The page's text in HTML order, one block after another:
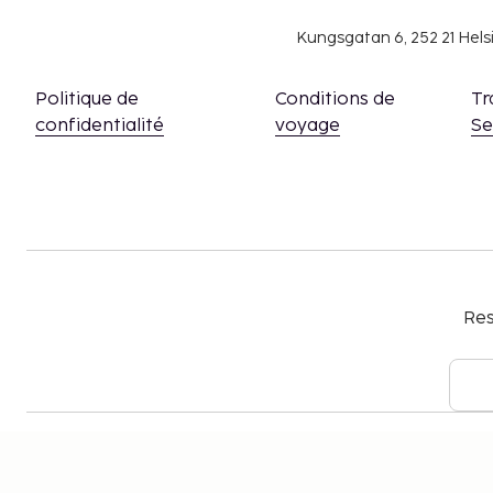
Kungsgatan 6, 252 21
Politique de
confidentialité
Conditions de
voyage